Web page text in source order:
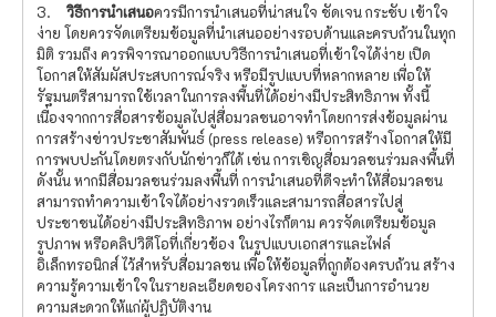
3. วิธีการนำเสนอควรมีการนำเสนอที่น่าสนใจ ชัดเจน กระชับ เข้าใจ
ง่าย โดยควรจัดเตรียมข้อมูลที่นำเสนออย่างรอบด้านและครบถ้วนในทุก
มิติ รวมถึง ควรพิจารณาออกแบบวิธีการนำเสนอที่เข้าใจได้ง่าย เปิด
โอกาสให้สัมผัสประสบการณ์จริง หรือมีรูปแบบที่หลากหลาย เพื่อให้
รัฐมนตรีสามารถใช้เวลาในการลงพื้นที่ได้อย่างมีประสิทธิภาพ ทั้งนี้
เนื่องจากการสื่อสารข้อมูลไปสู่สื่อมวลชนอาจทำโดยการส่งข้อมูลผ่าน
การสร้างข่าวประชาสัมพันธ์ (press release) หรือการสร้างโอกาสให้มี
การพบปะกันโดยตรงกับนักข่าวก็ได้ เช่น การเชิญสื่อมวลชนร่วมลงพื้นที่
ดังนั้น หากมีสื่อมวลชนร่วมลงพื้นที่ การนำเสนอที่ดีจะทำให้สื่อมวลชน
สามารถทำความเข้าใจได้อย่างรวดเร็วและสามารถสื่อสารไปสู่
ประชาชนได้อย่างมีประสิทธิภาพ อย่างไรก็ตาม ควรจัดเตรียมข้อมูล
รูปภาพ หรือคลิปวิดีโอที่เกี่ยวข้อง ในรูปแบบเอกสารและไฟล์
อิเล็กทรอนิกส์ ไว้สำหรับสื่อมวลชน เพื่อให้ข้อมูลที่ถูกต้องครบถ้วน สร้าง
ความรู้ความเข้าใจในรายละเอียดของโครงการ และเป็นการอำนวย
ความสะดวกให้แก่ผู้ปฏิบัติงาน